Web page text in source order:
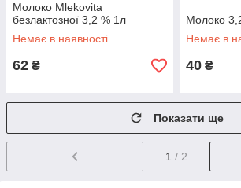
Молоко Mlekovita
безлактозної 3,2 % 1л
Немає в наявності
62 ₴
Молоко
Немає в
40 ₴
Показати ще
1 / 2